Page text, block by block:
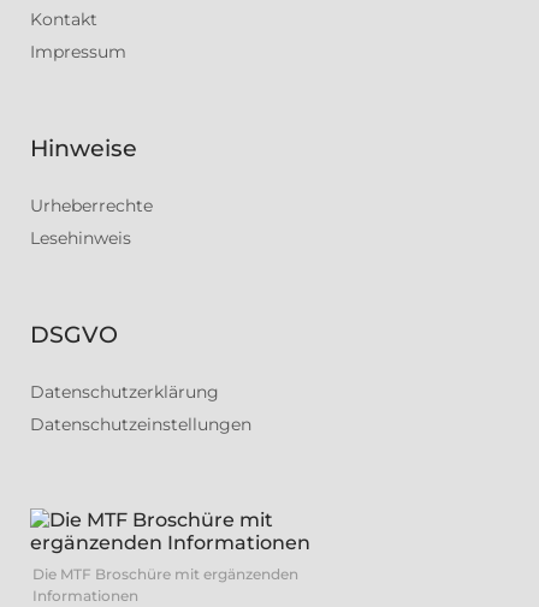
Kontakt
Impressum
Hinweise
Urheberrechte
Lesehinweis
DSGVO
Datenschutzerklärung
Datenschutzeinstellungen
Die MTF Broschüre mit ergänzenden
Informationen